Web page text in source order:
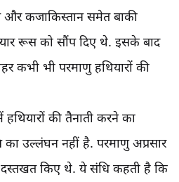
कजाकिस्तान समेत बाकी
रूस को सौंप दिए थे. इसके बाद
कभी भी परमाणु हथियारों की
की तैनाती करने का
उल्लंघन नहीं है. परमाणु अप्रसार
किए थे. ये संधि कहती है कि